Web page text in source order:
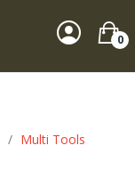
0
Multi Tools